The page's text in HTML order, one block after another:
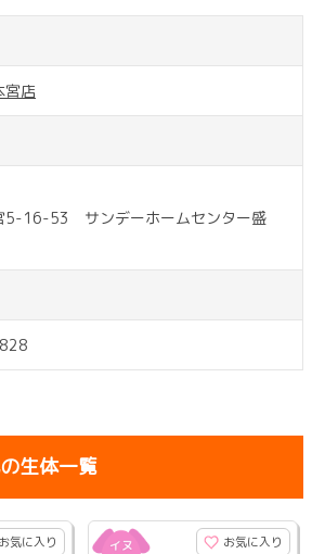
宮店
5-16-53 サンデーホームセンター盛
生体一覧
お気に入り お気に入り